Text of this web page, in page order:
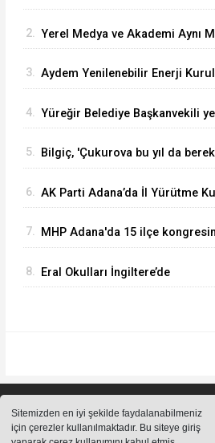
Sitemizden en iyi şekilde faydalanabilmeniz
için çerezler kullanılmaktadır. Bu siteye giriş
2. Yerel Medya ve Akademi Aynı
3. Aydem Yenilenebilir Enerji
4. Yüreğir Belediye Başkanvekili
5. Bilgiç, 'Çukurova bu yıl da
6. AK Parti Adana’da İl Yürütme
7. MHP Adana'da 15 ilçe
8. Eral Okulları İngiltere’de
Sitemizde bulunan içeriklerin tüm hakları